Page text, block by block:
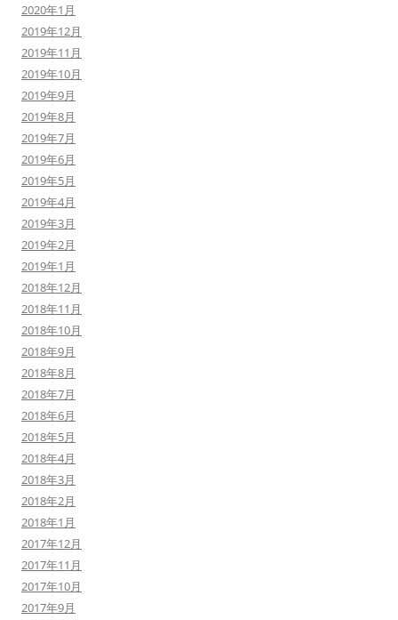
2020年1月
2019年12月
2019年11月
2019年10月
2019年9月
2019年8月
2019年7月
2019年6月
2019年5月
2019年4月
2019年3月
2019年2月
2019年1月
2018年12月
2018年11月
2018年10月
2018年9月
2018年8月
2018年7月
2018年6月
2018年5月
2018年4月
2018年3月
2018年2月
2018年1月
2017年12月
2017年11月
2017年10月
2017年9月